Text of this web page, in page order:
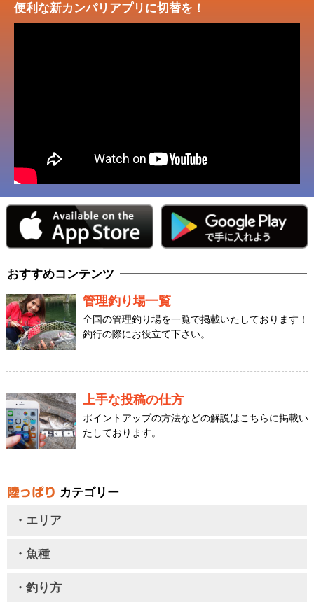
便利な新カンパリアプリに切替を！
おすすめコンテンツ
管理釣り場一覧
全国の管理釣り場を一覧で掲載いたしております！
釣行の際にお役立て下さい。
上手な投稿の仕方
ポイントアップの方法などの解説はこちらに掲載い
たしております。
カテゴリー
・エリア
・魚種
・釣り方